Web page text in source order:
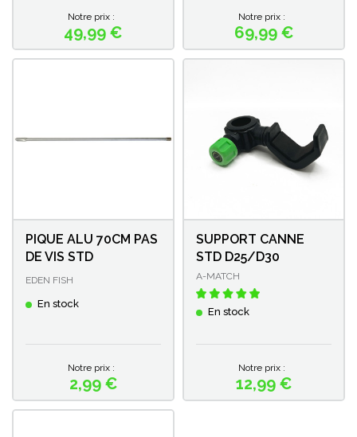
Prix
Notre prix :
49,99 € Prix
Notre prix :
69,99 €
PIQUE ALU 70CM PAS
DE VIS STD
EDEN FISH
En stock
Prix
Notre prix :
2,99 €
SUPPORT CANNE
STD D25/D30
A-MATCH
En stock
Prix
Notre prix :
12,99 €